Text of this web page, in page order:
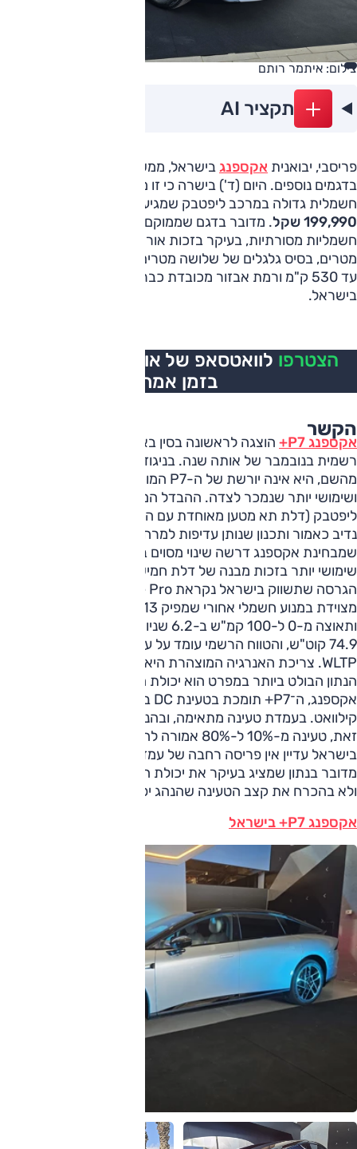
צילום: איתמר רותם
תקציר AI
פריסבי, יבואנית אקספנגבישראל, ממשיכה לחזק את שורותיה
בדגמים נוספים. היום (ד') בישרה כי זו מתחילה בשיווק
חשמלית גדולה במרכב ליפטבק שמגיעה ארצה במחיר של
199,990 שקל
. מדובר בדגם שממוקם מעל משפחתיות
חשמליות מסורתיות, בעיקר בזכות אורך של יותר מחמישה
מטרים, בסיס גלגלים של שלושה מטרים, טווח נסיעה רשמי של
עד 530 ק"מ ורמת אבזור מכובדת כבר בגרסה היחידה המוצעת
בישראל.
הצטרפו לוואטסאפ של אוטו, כל העדכונים
בזמן אמת
הקשר
אקספנג P7+
רשמית בנובמבר של אותה שנה. בניגוד למה שעשוי להשתמע
מהשם, היא אינה יורשת של ה-P7 המוכרת לנו, אלא דגם גדול
ושימושי יותר שנמכר לצדה. ההבדל המרכזי הוא מעבר למרכב
ליפטבק (דלת תא מטען מאוחדת עם השמשה), בסיס גלגלים
נדיב כאמור ותכנון שנותן עדיפות למרחב בשורה השנייה, נקודה
שימושי יותר בזכות מבנה של דלת חמישית.
ותאוצה מ-0 ל-100 קמ"ש ב-6.2 שניות. הסוללה היא בקיבולת
WLTP. צריכת האנרגיה המוצהרת היא 16.4 קוט"ש ל-100 ק"מ.
הנתון הבולט ביותר במפרט הוא יכולת הטעינה המהירה. לפי
קילוואט. בעמדת טעינה מתאימה, ובהנחה שהתנאים מאפשרים
בישראל עדיין אין פריסה רחבה של עמדות בהספקים כאלה, ולכן
מדובר בנתון שמציג בעיקר את יכולת הרכב בתשתית מתאימה,
ולא בהכרח את קצב הטעינה שהנהג יפגוש בכל עצירה.
אקספנג P7+ בישראל